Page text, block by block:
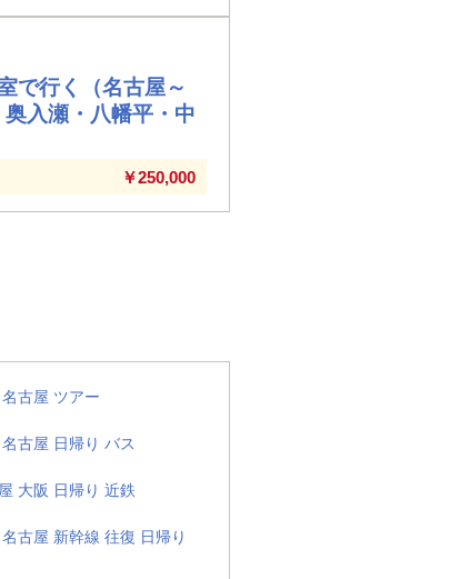
で行く（名古屋～
入瀬・八幡平・中
￥250,000
古屋 ツアー
古屋 日帰り バス
大阪 日帰り 近鉄
古屋 新幹線 往復 日帰り